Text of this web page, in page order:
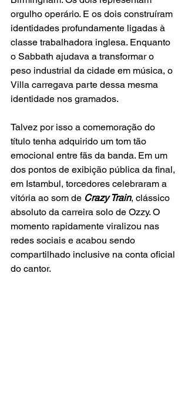
orgulho operário. E os dois construíram
identidades profundamente ligadas à
classe trabalhadora inglesa. Enquanto
o Sabbath ajudava a transformar o
peso industrial da cidade em música, o
Villa carregava parte dessa mesma
identidade nos gramados.
Talvez por isso a comemoração do
título tenha adquirido um tom tão
emocional entre fãs da banda. Em um
dos pontos de exibição pública da final,
em Istambul, torcedores celebraram a
vitória ao som de Crazy Train, clássico
absoluto da carreira solo de Ozzy. O
momento rapidamente viralizou nas
redes sociais e acabou sendo
compartilhado inclusive na conta oficial
do cantor.